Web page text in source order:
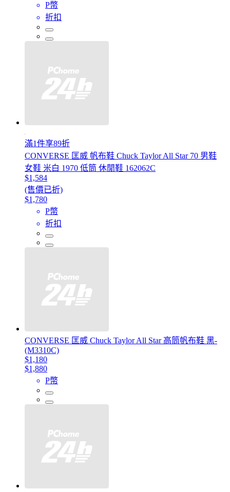
P幣
折扣
滿1件享89折
CONVERSE 匡威 帆布鞋 Chuck Taylor All Star 70 男鞋
女鞋 米白 1970 低筒 休閒鞋 162062C
$1,584
(售價已折)
$1,780
P幣
折扣
CONVERSE 匡威 Chuck Taylor All Star 高筒帆布鞋 黑-
(M3310C)
$1,180
$1,880
P幣